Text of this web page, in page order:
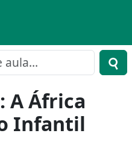
A África
Infantil